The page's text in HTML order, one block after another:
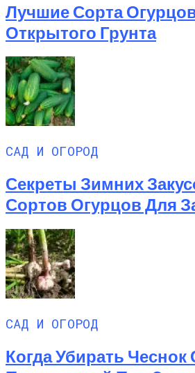
Лучшие Сорта
Открытого Грунта
САД И ОГОРОД
Секреты Зимних
Сортов Огурцов Для
САД И ОГОРОД
Когда Убирать Чеснок